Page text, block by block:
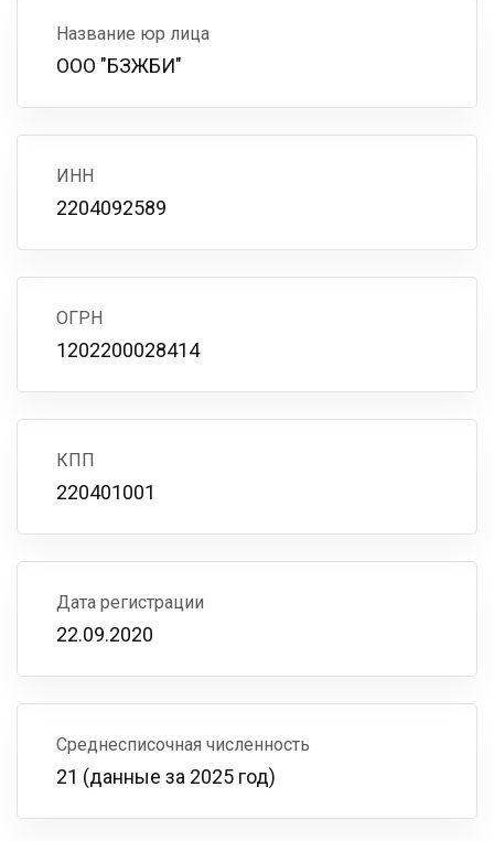
Название юр лица
ООО "БЗЖБИ"
ИНН
2204092589
ОГРН
1202200028414
КПП
220401001
Дата регистрации
22.09.2020
Среднесписочная численность
21 (данные за 2025 год)